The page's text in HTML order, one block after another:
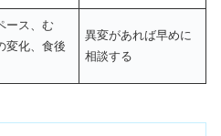
ース、む
変化、食後
異変があれば早めに
相談する